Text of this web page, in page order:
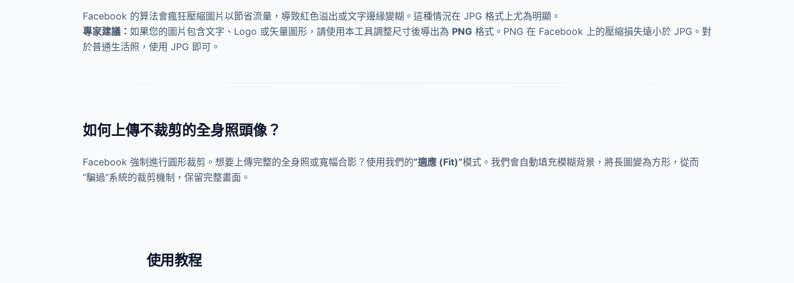
Facebook 的算法會瘋狂壓縮圖片以節省流量，導致紅色溢出或文字邊緣變糊。這種情況在 JPG 格式上尤為明顯。
專家建議： 如果您的圖片包含文字、Logo 或矢量圖形，請使用本工具調整尺寸後導出為 PNG 格式。PNG 在 Facebook 上的壓縮損失遠小於 JPG。對
於普通生活照，使用 JPG 即可。
如何上傳不裁剪的全身照頭像？
Facebook 強制進行圓形裁剪。想要上傳完整的全身照或寬幅合影？使用我們的“適應 (Fit)”模式。我們會自動填充模糊背景，將長圖變為方形，從而
“騙過”系統的裁剪機制，保留完整畫面。
使用教程